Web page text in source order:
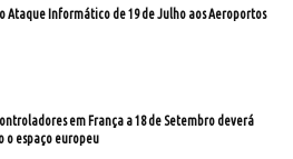
Ataque Informático de 19 de Julho aos Aeroportos
em França a 18 de Setembro deverá
o espaço europeu